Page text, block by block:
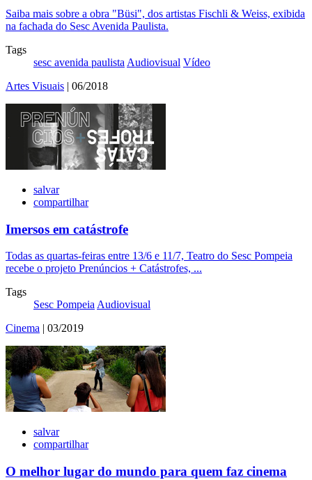
Saiba mais sobre a obra "Büsi", dos artistas Fischli & Weiss, exibida
na fachada do Sesc Avenida Paulista.
Tags
sesc avenida paulista Audiovisual Vídeo
Artes Visuais | 06/2018
salvar
compartilhar
Imersos em catástrofe
Todas as quartas-feiras entre 13/6 e 11/7, Teatro do Sesc Pompeia
recebe o projeto Prenúncios + Catástrofes, ...
Tags
Sesc PompeiaAudiovisual
Cinema | 03/2019
salvar
compartilhar
O melhor lugar do mundo para quem faz cinema